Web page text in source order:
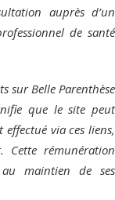
auprès d’un
de santé
sur Belle Parenthèse
que le site peut
via ces liens,
Cette rémunération
maintien de ses